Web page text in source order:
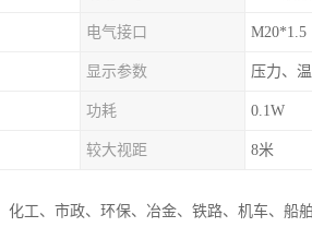
电气接口 M20*1.5
显示参数 压力、
功耗 0.1W
较大视距 8米
工、市政、环保、冶金、铁路、机车、船